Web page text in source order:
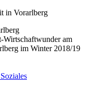
Wirtschaftwunder am
im Winter 2018/19
Soziales